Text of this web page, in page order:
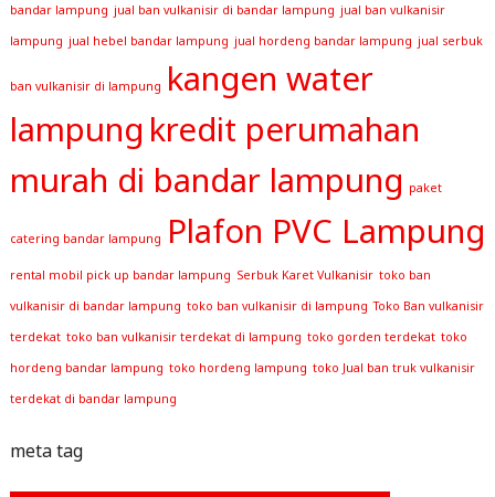
bandar lampung jual ban vulkanisir di bandar lampung jual ban vulkanisir
lampung jual hebel bandar lampung jual hordeng bandar lampung jual serbuk
ban vulkanisir di lampung kangen water
lampung kredit perumahan
murah di bandar lampung paket
catering bandar lampung Plafon PVC Lampung
rental mobil pick up bandar lampung Serbuk Karet Vulkanisir toko ban
vulkanisir di bandar lampung toko ban vulkanisir di lampung Toko Ban vulkanisir
terdekat toko ban vulkanisir terdekat di lampung toko gorden terdekat toko
hordeng bandar lampung toko hordeng lampung toko Jual ban truk vulkanisir
terdekat di bandar lampung
meta tag